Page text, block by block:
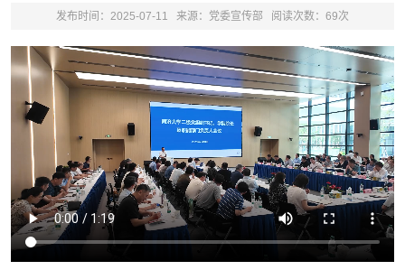
发布时间：2025-07-11 来源：党委宣传部 阅读次数： 69次